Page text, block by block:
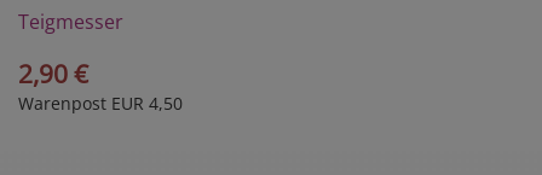
Teigmesser
2,90 €
Warenpost EUR 4,50